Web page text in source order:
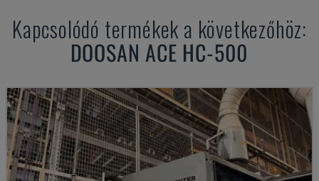
Kapcsolódó termékek a következőhöz:
DOOSAN ACE HC-500